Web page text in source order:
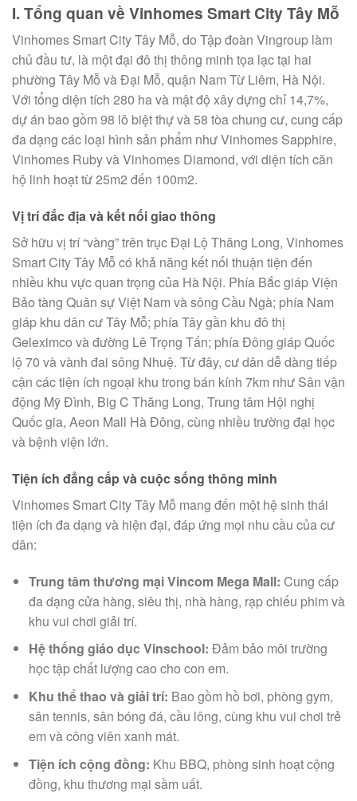
I. Tổng quan về Vinhomes Smart City Tây Mỗ
Vinhomes Smart City Tây Mỗ, do Tập đoàn Vingroup làm
chủ đầu tư, là một đại đô thị thông minh tọa lạc tại hai
phường Tây Mỗ và Đại Mỗ, quận Nam Từ Liêm, Hà Nội.
Với tổng diện tích 280 ha và mật độ xây dựng chỉ 14,7%,
dự án bao gồm 98 lô biệt thự và 58 tòa chung cư, cung cấp
đa dạng các loại hình sản phẩm như Vinhomes Sapphire,
Vinhomes Ruby và Vinhomes Diamond, với diện tích căn
hộ linh hoạt từ 25m2 đến 100m2.
Vị trí đắc địa và kết nối giao thông
Sở hữu vị trí “vàng” trên trục Đại Lộ Thăng Long, Vinhomes
Smart City Tây Mỗ có khả năng kết nối thuận tiện đến
nhiều khu vực quan trọng của Hà Nội. Phía Bắc giáp Viện
Bảo tàng Quân sự Việt Nam và sông Cầu Ngà; phía Nam
giáp khu dân cư Tây Mỗ; phía Tây gần khu đô thị
Geleximco và đường Lê Trọng Tấn; phía Đông giáp Quốc
lộ 70 và vành đai sông Nhuệ. Từ đây, cư dân dễ dàng tiếp
cận các tiện ích ngoại khu trong bán kính 7km như Sân vận
động Mỹ Đình, Big C Thăng Long, Trung tâm Hội nghị
Quốc gia, Aeon Mall Hà Đông, cùng nhiều trường đại học
và bệnh viện lớn.
Tiện ích đẳng cấp và cuộc sống thông minh
Vinhomes Smart City Tây Mỗ mang đến một hệ sinh thái
tiện ích đa dạng và hiện đại, đáp ứng mọi nhu cầu của cư
dân:
Trung tâm thương mại Vincom Mega Mall: Cung cấp
đa dạng cửa hàng, siêu thị, nhà hàng, rạp chiếu phim và
khu vui chơi giải trí.
Hệ thống giáo dục Vinschool: Đảm bảo môi trường
học tập chất lượng cao cho con em.
Khu thể thao và giải trí: Bao gồm hồ bơi, phòng gym,
sân tennis, sân bóng đá, cầu lông, cùng khu vui chơi trẻ
em và công viên xanh mát.
Tiện ích cộng đồng: Khu BBQ, phòng sinh hoạt cộng
đồng, khu thương mại sầm uất.